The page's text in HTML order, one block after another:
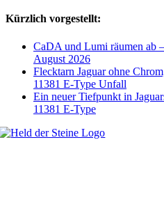
Kürzlich vorgestellt:
CaDA und Lumi räumen ab
August 2026
Flecktarn Jaguar ohne
11381 E-Type Unfall
Ein neuer Tiefpunkt in
11381 E-Type